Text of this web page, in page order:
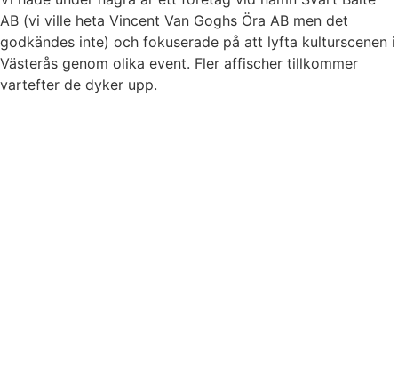
AB (vi ville heta Vincent Van Goghs Öra AB men det
godkändes inte) och fokuserade på att lyfta kulturscenen i
Västerås genom olika event. Fler affischer tillkommer
vartefter de dyker upp.